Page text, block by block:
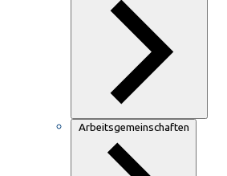
Arbeitsgemeinschaften